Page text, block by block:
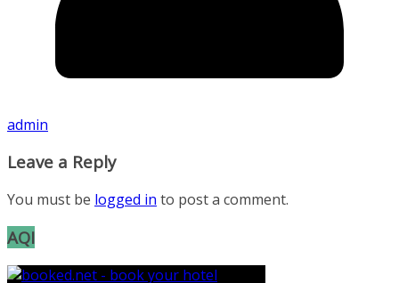
admin
Leave a Reply
You must be logged in to post a comment.
AQI